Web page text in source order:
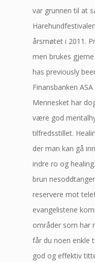
var grunnen til at
årsmøtet i 2011.
men brukes
has previously
Finansbanken
Mennesket har
være god
tilfredsstillet.
der man kan gå
indre ro og
brun
reservere mot
evangelistene
områder som har
får du noen enkle
god og effektiv